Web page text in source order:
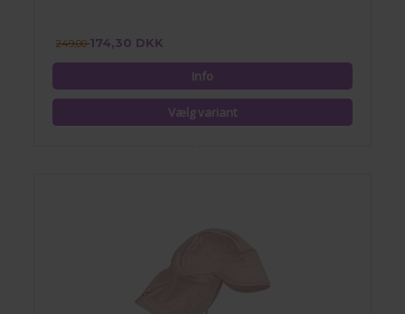
249,00174,30 DKK